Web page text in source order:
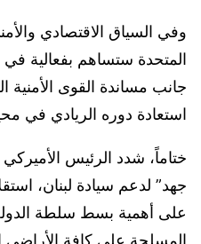
​وفي السياق الاقتصادي
المتحدة ستساهم بفعالية في
جانب مساندة القوى الأمنية
استعادة دوره الريادي في
​ختاماً، شدد الرئيس
جهد” لدعم سيادة لبنان،
على أهمية بسط سلطة الدولة
المسلحة على كافة الأراضي